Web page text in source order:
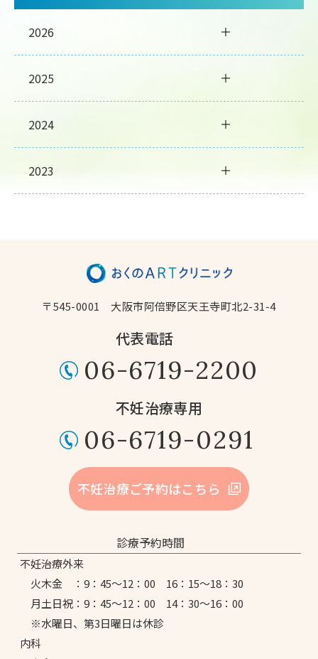
2026
2025
2024
2023
〒545-0001 大阪市阿倍野区天王寺町北2-31-4
代表電話
06-6719-2200
不妊治療専用
06-6719-0291
不妊治療ご予約はこちら
診療予約時間
不妊治療外来
火木金 ： 9：45～12：00 16：15～18：30
月土日祝： 9：45～12：00 14：30～16：00
※水曜日、第3日曜日は休診
内科